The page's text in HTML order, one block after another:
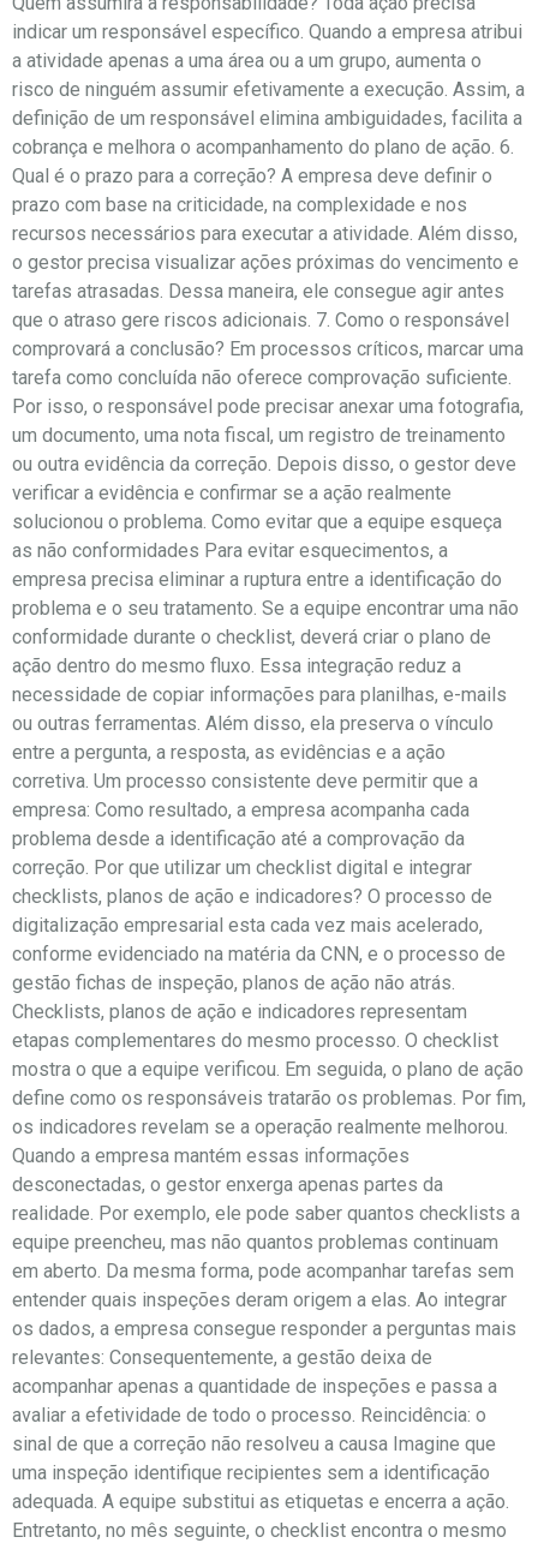
indicar um responsável específico. Quando a empresa atribui
a atividade apenas a uma área ou a um grupo, aumenta o
risco de ninguém assumir efetivamente a execução. Assim, a
definição de um responsável elimina ambiguidades, facilita a
cobrança e melhora o acompanhamento do plano de ação. 6.
Qual é o prazo para a correção? A empresa deve definir o
prazo com base na criticidade, na complexidade e nos
recursos necessários para executar a atividade. Além disso,
o gestor precisa visualizar ações próximas do vencimento e
tarefas atrasadas. Dessa maneira, ele consegue agir antes
que o atraso gere riscos adicionais. 7. Como o responsável
comprovará a conclusão? Em processos críticos, marcar uma
tarefa como concluída não oferece comprovação suficiente.
Por isso, o responsável pode precisar anexar uma fotografia,
um documento, uma nota fiscal, um registro de treinamento
ou outra evidência da correção. Depois disso, o gestor deve
verificar a evidência e confirmar se a ação realmente
solucionou o problema. Como evitar que a equipe esqueça
as não conformidades Para evitar esquecimentos, a
empresa precisa eliminar a ruptura entre a identificação do
problema e o seu tratamento. Se a equipe encontrar uma não
conformidade durante o checklist, deverá criar o plano de
ação dentro do mesmo fluxo. Essa integração reduz a
necessidade de copiar informações para planilhas, e-mails
ou outras ferramentas. Além disso, ela preserva o vínculo
entre a pergunta, a resposta, as evidências e a ação
corretiva. Um processo consistente deve permitir que a
empresa: Como resultado, a empresa acompanha cada
problema desde a identificação até a comprovação da
correção. Por que utilizar um checklist digital e integrar
checklists, planos de ação e indicadores? O processo de
digitalização empresarial esta cada vez mais acelerado,
conforme evidenciado na matéria da CNN, e o processo de
gestão fichas de inspeção, planos de ação não atrás.
Checklists, planos de ação e indicadores representam
etapas complementares do mesmo processo. O checklist
mostra o que a equipe verificou. Em seguida, o plano de ação
define como os responsáveis tratarão os problemas. Por fim,
os indicadores revelam se a operação realmente melhorou.
Quando a empresa mantém essas informações
desconectadas, o gestor enxerga apenas partes da
realidade. Por exemplo, ele pode saber quantos checklists a
equipe preencheu, mas não quantos problemas continuam
em aberto. Da mesma forma, pode acompanhar tarefas sem
entender quais inspeções deram origem a elas. Ao integrar
os dados, a empresa consegue responder a perguntas mais
relevantes: Consequentemente, a gestão deixa de
acompanhar apenas a quantidade de inspeções e passa a
avaliar a efetividade de todo o processo. Reincidência: o
sinal de que a correção não resolveu a causa Imagine que
uma inspeção identifique recipientes sem a identificação
adequada. A equipe substitui as etiquetas e encerra a ação.
Entretanto, no mês seguinte, o checklist encontra o mesmo